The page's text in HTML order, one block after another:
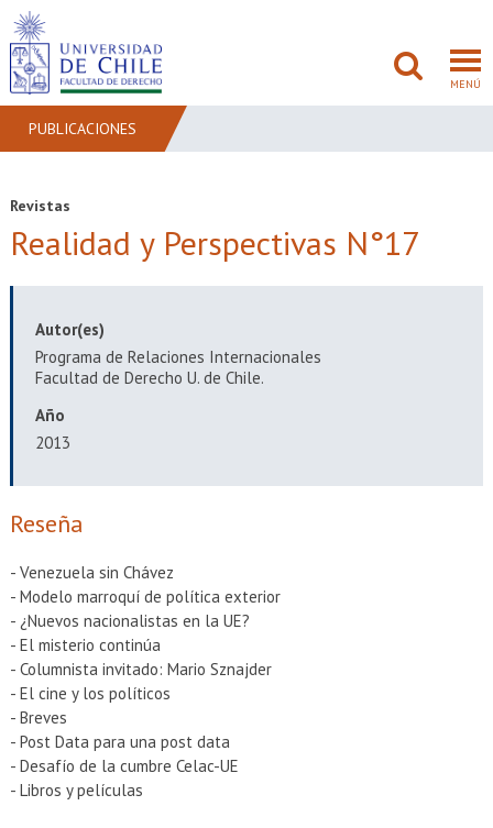
MENÚ
PREGRADO
POSTGRADO
EXTENSIÓN
Egresados
PUBLICACIONES
Revistas
Realidad y Perspectivas N°17
Autor(es)
Programa de Relaciones Internacionales
Facultad de Derecho U. de Chile.
Año
2013
Reseña
- Venezuela sin Chávez
- Modelo marroquí de política exterior
- ¿Nuevos nacionalistas en la UE?
- El misterio continúa
- Columnista invitado: Mario Sznajder
- El cine y los políticos
- Breves
- Post Data para una post data
- Desafío de la cumbre Celac-UE
- Libros y películas